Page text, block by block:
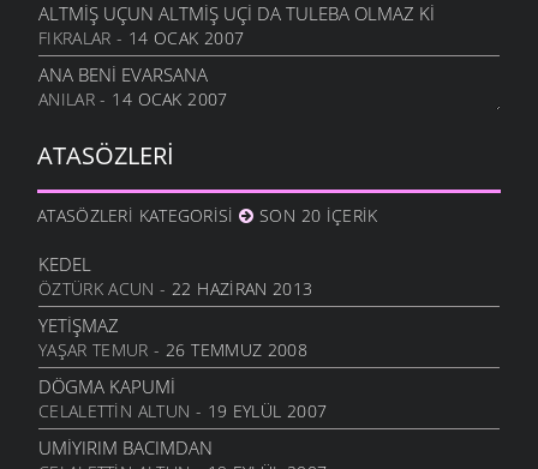
ALTMİŞ UÇUN ALTMİŞ UÇİ DA TULEBA OLMAZ Kİ
FIKRALAR - 14 OCAK 2007
ANA BENI EVARSANA
ANILAR- 14 OCAK 2007
FIKRALAR- 13 OCAK 2007
HOTO EMİ
FIKRALAR- 12 OCAK 2007
ENİŞ YOKUŞ AĞAC TAŞ
FIKRALAR- 5 OCAK 2007
ZENGİNININ DA PAXIRININ DA....
FIKRALAR- 26 ARALIK 2006
GIDER YAYLAYA YAYLAYA
ŞIIRLER- 28 TEMMUZ 2006
PERIŞAN
ATASÖZLERI
ATASÖZLERI KATEGORISI SON 20 İÇERIK
KEDEL
ÖZTÜRK ACUN - 22 HAZIRAN 2013
YETIŞMAZ
YAŞAR TEMUR - 26 TEMMUZ 2008
DÖGMA KAPUMI
CELALETTIN ALTUN - 19 EYLÜL 2007
UMIYIRIM BACIMDAN